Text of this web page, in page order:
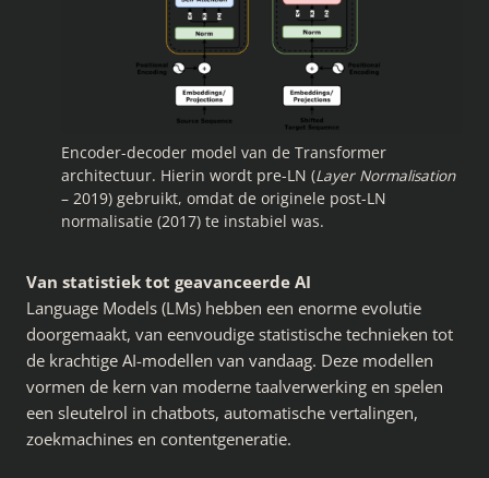
Encoder-decoder model van de Transformer
architectuur. Hierin wordt pre-LN (Layer Normalisation
– 2019) gebruikt, omdat de originele post-LN
normalisatie (2017) te instabiel was.
Van statistiek tot geavanceerde AI
Language Models (LMs) hebben een enorme evolutie
doorgemaakt, van eenvoudige statistische technieken tot
de krachtige AI-modellen van vandaag. Deze modellen
vormen de kern van moderne taalverwerking en spelen
een sleutelrol in chatbots, automatische vertalingen,
zoekmachines en contentgeneratie.